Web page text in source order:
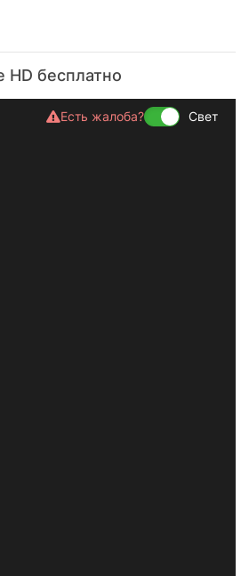
HD бесплатно
Есть жалоба? Свет